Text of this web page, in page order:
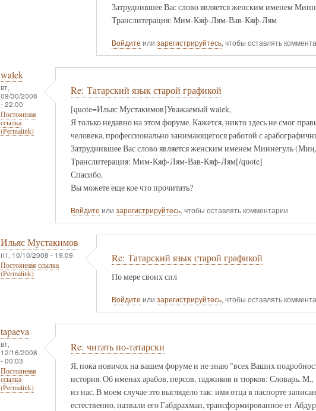
Затруднившее Вас слово является женским именем
Транслитерация: Мим-Кяф-Лям-Вав-Кяф-Лям
Войдите или зарегистрируйтесь, чтобы оставлять
walek
вт,
09/30/2008
- 22:00
Постоянная
ссылка
(Permalink)
Re: Татарский язык старой графикой
[quote=Ильяс Мустакимов]Уважаемый walek,
Я только недавно на этом форуме. Кажется, никто здесь не смог
человека, профессионально занимающегося работой с
Затруднившее Вас слово является женским именем Миннегуль
Транслитерация: Мим-Кяф-Лям-Вав-Кяф-Лям[/quote]
Спасибо.
Вы можете еще кое что прочитать?
Войдите или зарегистрируйтесь, чтобы оставлять комментарии
Ильяс Мустакимов
пт, 10/10/2008 - 19:09
Постоянная ссылка
(Permalink)
Re: Татарский язык старой графикой
По мере своих сил
Войдите или зарегистрируйтесь, чтобы оставлять
tapaeva
вт,
12/16/2008
- 00:03
Постоянная
ссылка
(Permalink)
Re: читать по-татарски
Я, пока новичок на вашем форуме и не знаю "всех Ваших
история. Об именах арабов, персов, таджиков и тюрков: Словарь.
из нас. В моем случае это выглядело так: имя отца в паспорте
естественно, назвали его Габдрахман, трансформированное от